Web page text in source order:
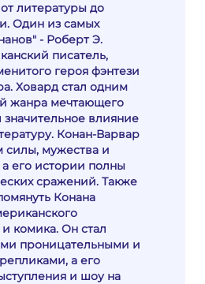
литературы до
Один из самых
- Роберт Э.
писатель,
героя фэнтези
Ховард стал одним
жанра мечтающего
значительное влияние
Конан-Варвар
силы, мужества и
его истории полны
сражений. Также
Конана
комика. Он стал
проницательными и
а его
и шоу на